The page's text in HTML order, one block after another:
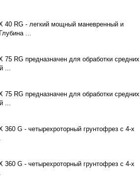
40 RG - легкий мощный маневренный и
...
75 RG предназначен для обработки средних
...
75 RG предназначен для обработки средних
...
360 G - четырехроторный грунтофрез с 4-х
360 G - четырехроторный грунтофрез с 4-х